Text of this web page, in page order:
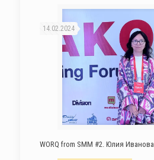
14.02.2024
WORQ from SMM #2. Юлия Иванова